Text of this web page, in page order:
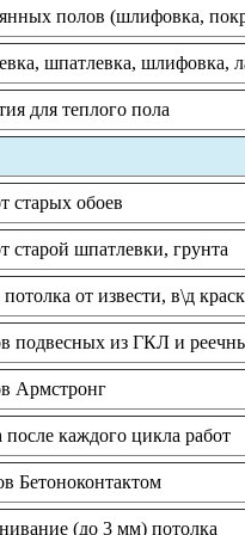
полов (шлифовка,
шпатлевка, шлифовка,
для теплого пола
старых обоев
старой шпатлевки, грунта
от извести, в\д
подвесных из ГКЛ и
Армстронг
после каждого цикла работ
Бетоноконтактом
(до 3 мм) потолка